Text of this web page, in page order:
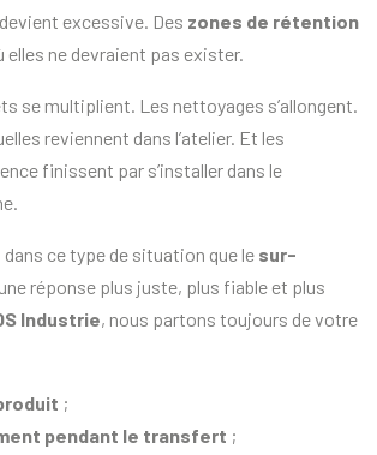
excessive. Des zones de rétention
elles ne devraient pas exister.
se multiplient. Les nettoyages s’allongent.
reviennent dans l’atelier. Et les
finissent par s’installer dans le
dans ce type de situation que le sur-
réponse plus juste, plus fiable et plus
Industrie, nous partons toujours de votre
;
pendant le transfert ;